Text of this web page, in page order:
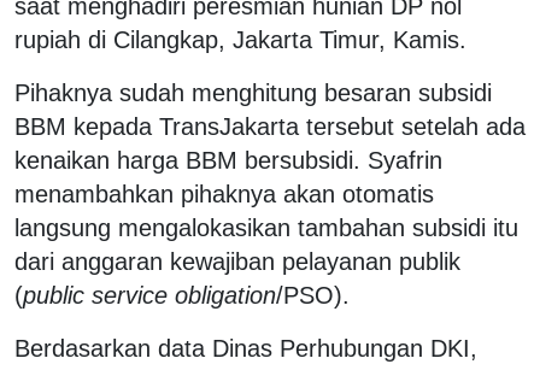
saat menghadiri peresmian hunian DP nol
rupiah di Cilangkap, Jakarta Timur, Kamis.
Pihaknya sudah menghitung besaran subsidi
BBM kepada TransJakarta tersebut setelah ada
kenaikan harga BBM bersubsidi. Syafrin
menambahkan pihaknya akan otomatis
langsung mengalokasikan tambahan subsidi itu
dari anggaran kewajiban pelayanan publik
(public service obligation/PSO).
Berdasarkan data Dinas Perhubungan DKI,